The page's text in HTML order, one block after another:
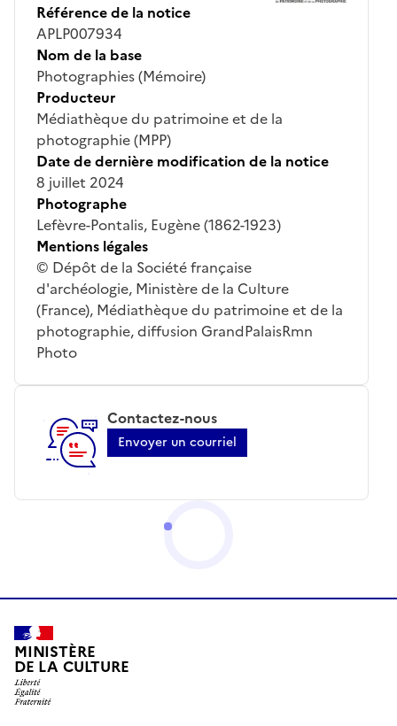
Référence de la notice
APLP007934
Nom de la base
Photographies (Mémoire)
Producteur
Médiathèque du patrimoine et de la
photographie (MPP)
Date de dernière modification de la notice
8 juillet 2024
Photographe
Lefèvre-Pontalis, Eugène (1862-1923)
Mentions légales
© Dépôt de la Société française
d'archéologie, Ministère de la Culture
(France), Médiathèque du patrimoine et de la
photographie, diffusion GrandPalaisRmn
Photo
Contactez-nous
Envoyer un courriel
MINISTÈRE
DE LA CULTURE